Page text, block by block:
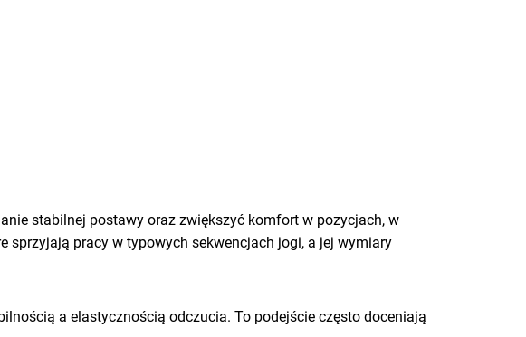
stabilnej postawy oraz zwiększyć komfort w pozycjach, w
sprzyjają pracy w typowych sekwencjach jogi, a jej wymiary
a elastycznością odczucia. To podejście często doceniają